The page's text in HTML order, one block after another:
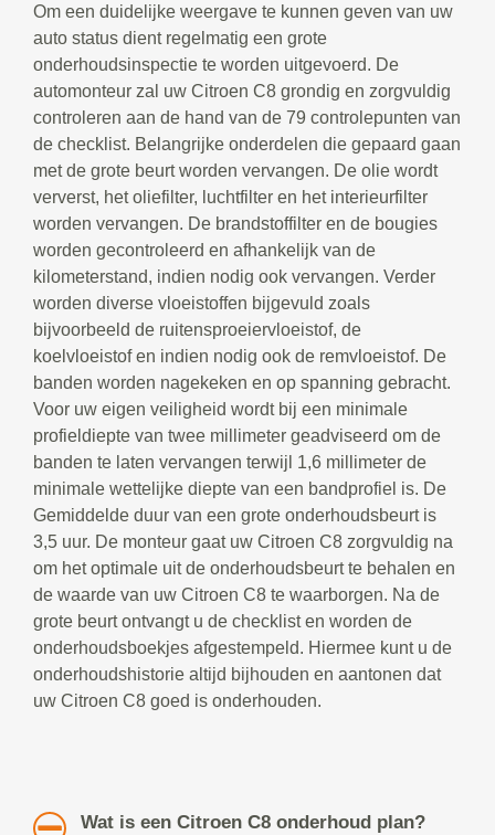
Om een duidelijke weergave te kunnen geven van uw
auto status dient regelmatig een grote
onderhoudsinspectie te worden uitgevoerd. De
automonteur zal uw Citroen C8 grondig en zorgvuldig
controleren aan de hand van de 79 controlepunten van
de checklist. Belangrijke onderdelen die gepaard gaan
met de grote beurt worden vervangen. De olie wordt
ververst, het oliefilter, luchtfilter en het interieurfilter
worden vervangen. De brandstoffilter en de bougies
worden gecontroleerd en afhankelijk van de
kilometerstand, indien nodig ook vervangen. Verder
worden diverse vloeistoffen bijgevuld zoals
bijvoorbeeld de ruitensproeiervloeistof, de
koelvloeistof en indien nodig ook de remvloeistof. De
banden worden nagekeken en op spanning gebracht.
Voor uw eigen veiligheid wordt bij een minimale
profieldiepte van twee millimeter geadviseerd om de
banden te laten vervangen terwijl 1,6 millimeter de
minimale wettelijke diepte van een bandprofiel is. De
Gemiddelde duur van een grote onderhoudsbeurt is
3,5 uur. De monteur gaat uw Citroen C8 zorgvuldig na
om het optimale uit de onderhoudsbeurt te behalen en
de waarde van uw Citroen C8 te waarborgen. Na de
grote beurt ontvangt u de checklist en worden de
onderhoudsboekjes afgestempeld. Hiermee kunt u de
onderhoudshistorie altijd bijhouden en aantonen dat
uw Citroen C8 goed is onderhouden.
Wat is een Citroen C8 onderhoud plan?